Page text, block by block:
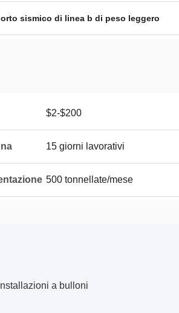
sismico di linea b di peso leggero
$2-$200
15 giorni lavorativi
500 tonnellate/mese
a bulloni